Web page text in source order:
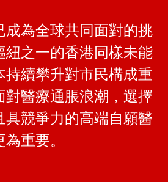
成為全球共同面對的挑
紐之一的香港同樣未能
持續攀升對市民構成重
對醫療通脹浪潮，選擇
具競爭力的高端自願醫
重要。